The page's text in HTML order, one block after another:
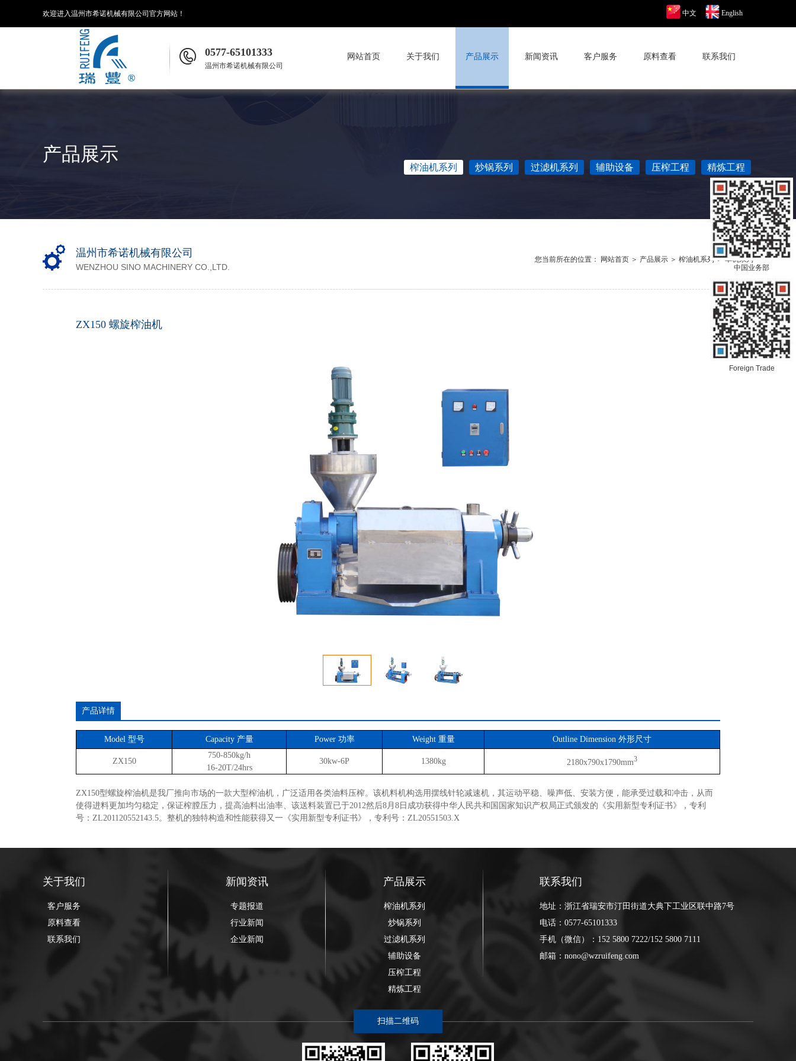
欢迎进入温州市希诺机械有限公司官方网站！ 中文 English
0577-65101333
温州市希诺机械有限公司
网站首页 关于我们 产品展示 新闻资讯 客户服务 原料查看 联系我们
产品展示
榨油机系列 炒锅系列 过滤机系列 辅助设备 压榨工程 精炼工程
温州市希诺机械有限公司
WENZHOU SINO MACHINERY CO.,LTD.
您当前所在的位置： 网站首页 ＞ 产品展示 ＞ 榨油机系列 ＞ 单机系列
ZX150 螺旋榨油机
产品详情
Model 型号 Capacity 产量 Power 功率 Weight 重量 Outline Dimension 外形尺寸
ZX150
750-850kg/h
16-20T/24hrs
30kw-6P 1380kg 2180x790x1790mm3
ZX150型螺旋榨油机是我厂推向市场的一款大型榨油机，广泛适用各类油料压榨。该机料机构选用摆线针轮减速机，其运动平稳、噪声低、安装方便，能承受过载和冲击，从而
使得进料更加均匀稳定，保证榨膛压力，提高油料出油率、该送料装置已于2012然后8月8日成功获得中华人民共和国国家知识产权局正式颁发的《实用新型专利证书》，专利
号：ZL201120552143.5。整机的独特构造和性能获得又一《实用新型专利证书》，专利号：ZL20551503.X
关于我们
客户服务
原料查看
联系我们
新闻资讯
专题报道
行业新闻
企业新闻
产品展示
榨油机系列
炒锅系列
过滤机系列
辅助设备
压榨工程
精炼工程
联系我们
地址：浙江省瑞安市汀田街道大典下工业区联中路7号
电话：0577-65101333
手机（微信）：152 5800 7222/152 5800 7111
邮箱：nono@wzruifeng.com
扫描二维码
中国业务部
Foreign Trade